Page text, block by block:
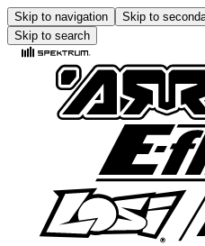
Skip to navigation Skip to
Skip to search